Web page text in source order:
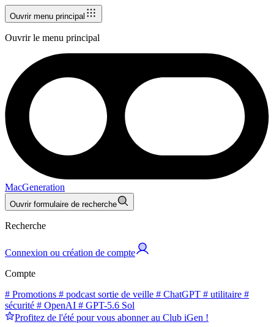
Ouvrir menu principal
Ouvrir le menu principal
MacGeneration
Ouvrir formulaire de recherche
Recherche
Connexion ou création de compte
Compte
# Promotions # podcast sortie de veille # ChatGPT # utilitaire #
sécurité # OpenAI # GPT-5.6 Sol
Profitez de l'été pour vous abonner au Club iGen !